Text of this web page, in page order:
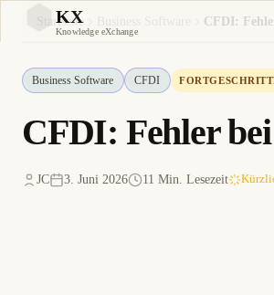
KX
Knowledge eXchange
Startseite
Business Software CFDI
CFDI: Fehler
JC 3. Juni 2026 11 Min. Lesezeit